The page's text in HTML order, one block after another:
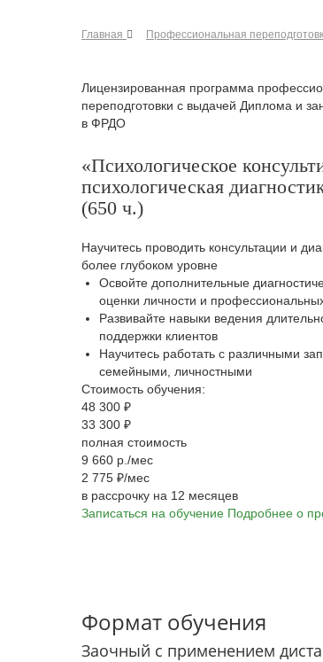
Главная Профессиональная
Лицензированная программа
переподготовки с выдачей Диплома и
в ФРДО
«Психологическое
психологическая
(650 ч.)
Научитесь проводить консультации и
более глубоком уровне
Освойте дополнительные
оценки личности и
Развивайте навыки ведения
поддержки клиентов
Научитесь работать с различными
семейными, личностными
Стоимость обучения:
48 300 ₽
33 300 ₽
полная стоимость
9 660 р./мес
2 775 ₽/мес
в рассрочку на 12 месяцев
Записаться на обучение Подробнее о
Формат обучения
Заочный с применением